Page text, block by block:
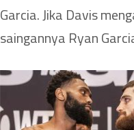
Garcia. Jika Davis
saingannya Ryan